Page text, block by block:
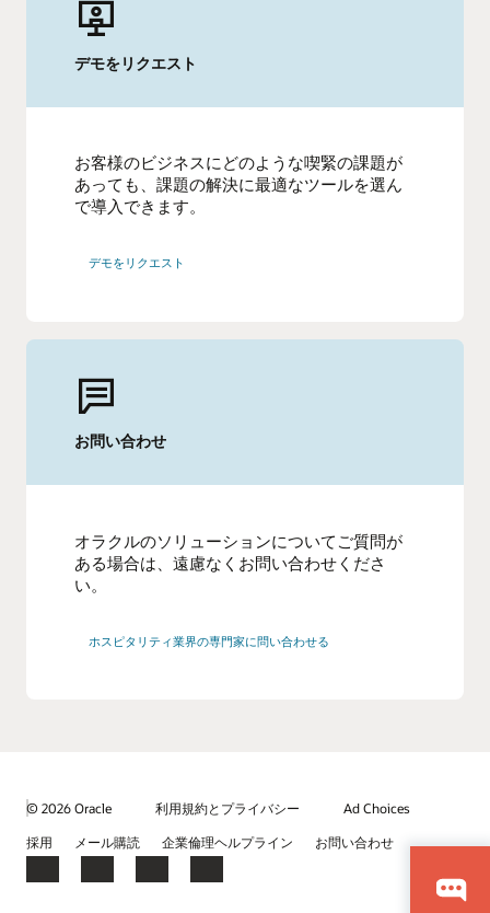
デモをリクエスト
お客様のビジネスにどのような喫緊の課題が
あっても、課題の解決に最適なツールを選ん
で導入できます。
デモをリクエスト
お問い合わせ
オラクルのソリューションについてご質問が
ある場合は、遠慮なくお問い合わせくださ
い。
ホスピタリティ業界の専門家に問い合わせる
© 2026 Oracle 利用規約とプライバシー
Ad Choices
採用
メール購読 企業倫理ヘルプライン お問い合わせ
Facebook
X LinkedInYouTube